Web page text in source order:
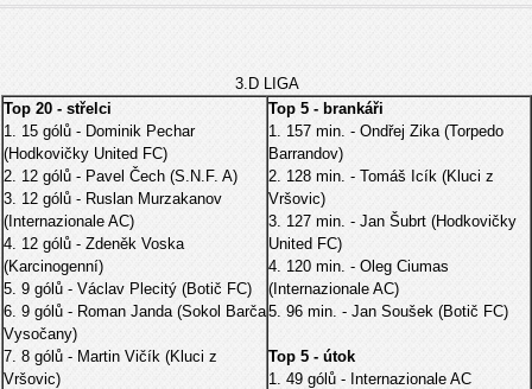
3.D LIGA
Top 20 - střelci
1. 15 gólů - Dominik Pechar
(Hodkovičky United FC)
2. 12 gólů - Pavel Čech (S.N.F. A)
3. 12 gólů - Ruslan Murzakanov
(Internazionale AC)
4. 12 gólů - Zdeněk Voska
(Karcinogenní)
5. 9 gólů - Václav Plecitý (Botič FC)
6. 9 gólů - Roman Janda (Sokol Barča
Vysočany)
7. 8 gólů - Martin Vičík (Kluci z
Vršovic)
Top 5 - brankáři
1. 157 min. - Ondřej Zika (Torpedo
Barrandov)
2. 128 min. - Tomáš Icík (Kluci z
Vršovic)
3. 127 min. - Jan Šubrt (Hodkovičky
United FC)
4. 120 min. - Oleg Ciumas
(Internazionale AC)
5. 96 min. - Jan Soušek (Botič FC)
Top 5 - útok
1. 49 gólů - Internazionale AC